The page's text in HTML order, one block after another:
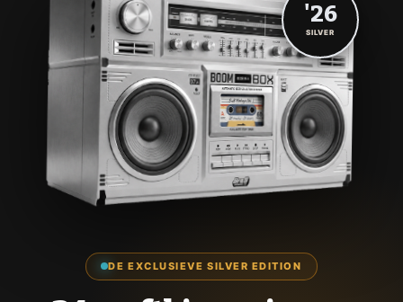
DE EXCLUSIEVE SILVER EDITION
'26
SILVER